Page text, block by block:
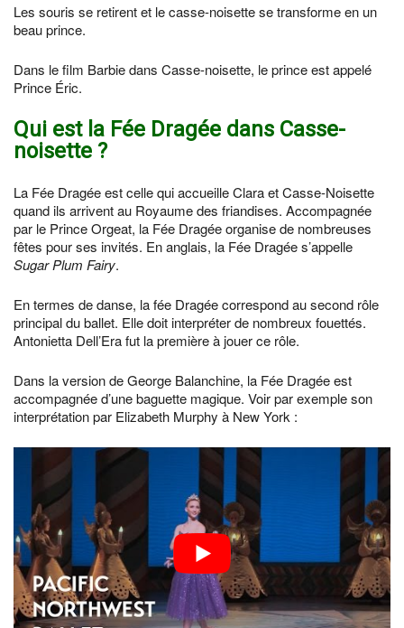
Les souris se retirent et le casse-noisette se transforme en un
beau prince.
Dans le film Barbie dans Casse-noisette, le prince est appelé
Prince Éric.
Qui est la Fée Dragée dans Casse-
noisette ?
La Fée Dragée est celle qui accueille Clara et Casse-Noisette
quand ils arrivent au Royaume des friandises. Accompagnée
par le Prince Orgeat, la Fée Dragée organise de nombreuses
fêtes pour ses invités. En anglais, la Fée Dragée s’appelle
Sugar Plum Fairy.
En termes de danse, la fée Dragée correspond au second rôle
principal du ballet. Elle doit interpréter de nombreux fouettés.
Antonietta Dell’Era fut la première à jouer ce rôle.
Dans la version de George Balanchine, la Fée Dragée est
accompagnée d’une baguette magique. Voir par exemple son
interprétation par Elizabeth Murphy à New York :